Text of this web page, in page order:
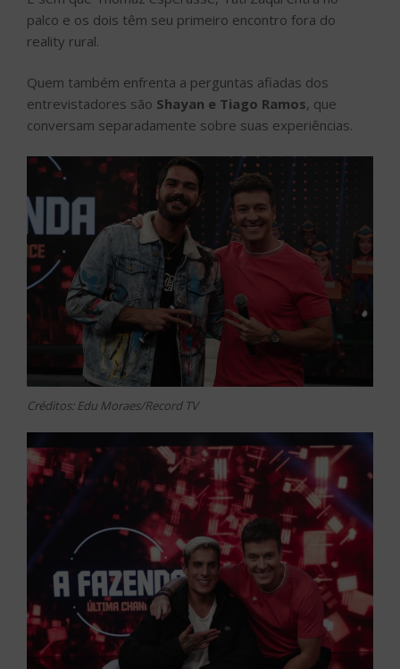
palco e os dois têm seu primeiro encontro fora do
reality rural.
Quem também enfrenta a perguntas afiadas dos
entrevistadores são Shayan e Tiago Ramos, que
conversam separadamente sobre suas experiências.
Créditos: Edu Moraes/Record TV